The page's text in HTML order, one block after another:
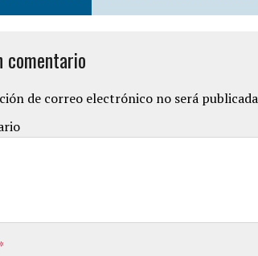
comentario
de correo electrónico no será
*